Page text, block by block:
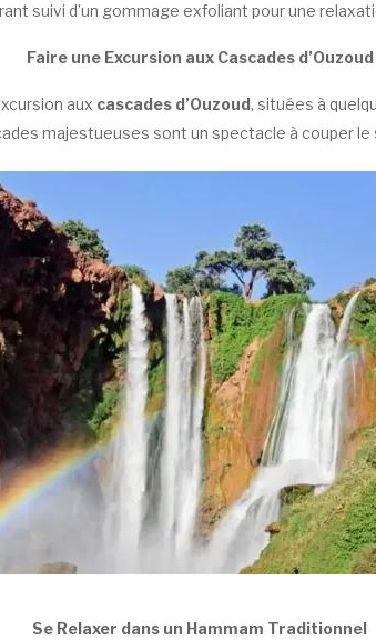
suivi d’un gommage exfoliant pour une
Faire une Excursion aux Cascades d’Ouzoud
aux cascades d’Ouzoud, situées à
majestueuses sont un spectacle à couper le
Se Relaxer dans un Hammam Traditionnel